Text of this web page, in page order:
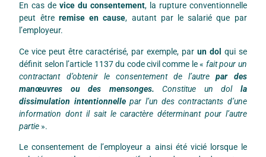
En cas device du consentement, la rupture conventionnelle
peut être remise en cause, autant par le salarié que par
l’employeur.
Ce vice peut être caractérisé, par exemple, par un dol qui se
définit selon l’article 1137 du code civil comme le « fait pour un
contractant d’obtenir le consentement de l’autrepar des
manœuvres ou des mensonges.Constitue un dol la
dissimulation intentionnellepar l’un des contractants d’une
information dont il sait le caractère déterminant pour l’autre
partie ».
Le consentement de l’employeur a ainsi été vicié lorsque le